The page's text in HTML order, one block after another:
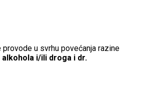
u svrhu povećanja razine
i/ili droga i dr.